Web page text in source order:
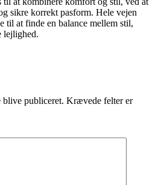
sikre korrekt pasform. Hele vejen
til at finde en balance mellem stil,
lejlighed.
publiceret. Krævede felter er